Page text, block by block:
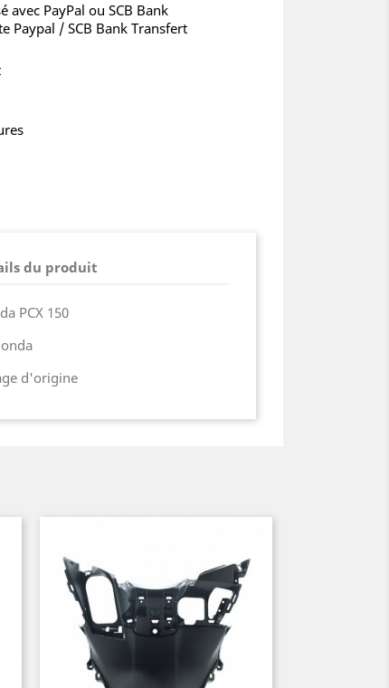
avec PayPal ou SCB Bank
Paypal / SCB Bank Transfert
du produit
PCX 150
d'origine